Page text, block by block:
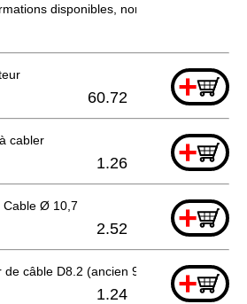
disponibles, non commandable
+
60.72
cabler +
1.26
Cable Ø 10,7 +
2.52
de câble D8.2 (ancien 958049z)+
1.24